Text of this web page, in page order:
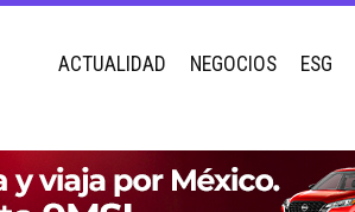
ACTUALIDAD NEGOCIOS ESG